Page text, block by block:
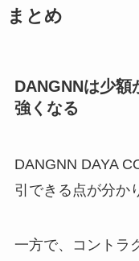
まとめ
DANGNNは少額
強くなる
DANGNN DAYA
引できる点が分か
一方で、コントラ